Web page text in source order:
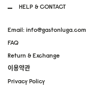
HELP & CONTACT
Email: info@gastonluga.com
FAQ
Return & Exchange
이용약관
Privacy Policy